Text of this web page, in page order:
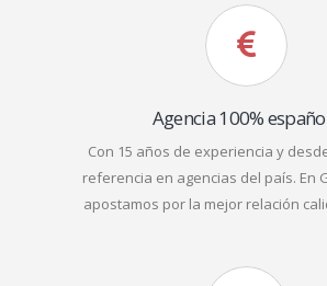
Agencia 100%
Con 15 años de experiencia y
referencia en agencias del país. En
apostamos por la mejor relación